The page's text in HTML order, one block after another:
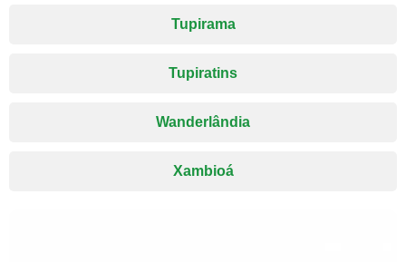
Tupirama
Tupiratins
Wanderlândia
Xambioá